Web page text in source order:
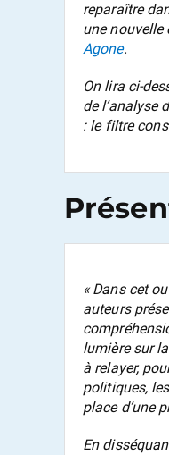
reparaître
une nouvelle
Agone.
On lira ci-
de l’analyse
: le filtre
« Dans cet
auteurs
lumière sur
à relayer,
politiques,
place d’une
En